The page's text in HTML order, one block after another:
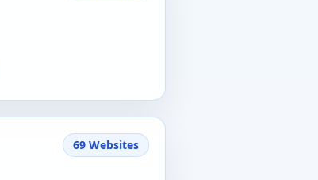
69 Websites